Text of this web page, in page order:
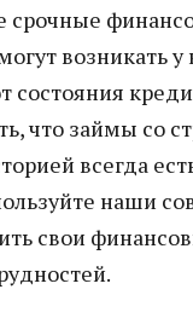
возникать у
состояния
что займы со
всегда
наши
свои